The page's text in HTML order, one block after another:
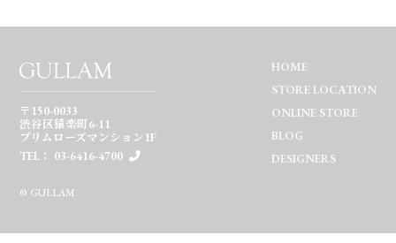
〒150-0033
渋谷区猿楽町6-11
プリムローズマンション1F
TEL： 03-6416-4700
HOME
STORE LOCATION
ONLINE STORE
BLOG
DESIGNERS
© GULLAM